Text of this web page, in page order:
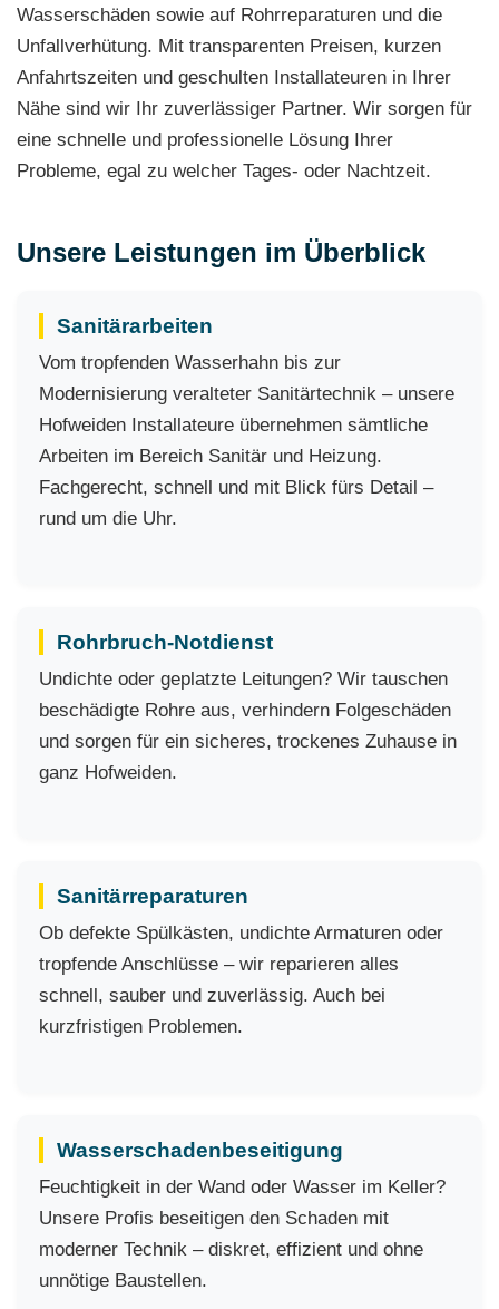
Wasserschäden sowie auf Rohrreparaturen und die
Unfallverhütung. Mit transparenten Preisen, kurzen
Anfahrtszeiten und geschulten Installateuren in Ihrer
Nähe sind wir Ihr zuverlässiger Partner. Wir sorgen für
eine schnelle und professionelle Lösung Ihrer
Probleme, egal zu welcher Tages- oder Nachtzeit.
Unsere Leistungen im Überblick
Sanitärarbeiten
Vom tropfenden Wasserhahn bis zur
Modernisierung veralteter Sanitärtechnik – unsere
Hofweiden Installateure übernehmen sämtliche
Arbeiten im Bereich Sanitär und Heizung.
Fachgerecht, schnell und mit Blick fürs Detail –
rund um die Uhr.
Rohrbruch-Notdienst
Undichte oder geplatzte Leitungen? Wir tauschen
beschädigte Rohre aus, verhindern Folgeschäden
und sorgen für ein sicheres, trockenes Zuhause in
ganz Hofweiden.
Sanitärreparaturen
Ob defekte Spülkästen, undichte Armaturen oder
tropfende Anschlüsse – wir reparieren alles
schnell, sauber und zuverlässig. Auch bei
kurzfristigen Problemen.
Wasserschadenbeseitigung
Feuchtigkeit in der Wand oder Wasser im Keller?
Unsere Profis beseitigen den Schaden mit
moderner Technik – diskret, effizient und ohne
unnötige Baustellen.